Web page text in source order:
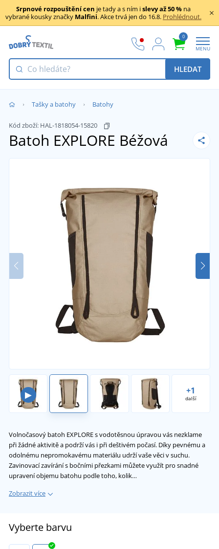
Srpnové rozpouštění cen je tady a s ním islevy až 50 % na
vybrané kousky značky Malfini. Akce trvá jen do 16.8. Prohlédnout.
0
MENU
HLEDAT
Tašky a batohy Batohy
Kód zboží: HAL-1818054-15820
Batoh EXPLORE Béžová
▶ +1
další
Volnočasový batoh EXPLORE s vodotěsnou úpravou vás nezklame
při žádné aktivitě a podrží vás i při deštivém počasí. Díky pevnému a
odolnému nepromokavému materiálu udrží vaše věci v suchu.
Zavinovací zavírání s bočními přezkami můžete využít pro snadné
upravení objemu batohu podle toho, kolik…
Zobrazit více
Vyberte barvu